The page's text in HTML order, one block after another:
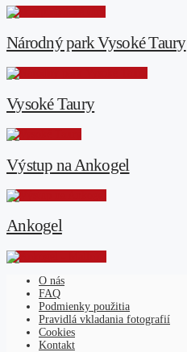
Národný park Vysoké Taury
Vysoké Taury
Výstup na Ankogel
Ankogel
O nás
FAQ
Podmienky použitia
Pravidlá vkladania fotografií
Cookies
Kontakt